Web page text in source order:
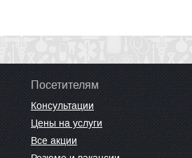
Посетителям
Консультации
Цены на услуги
Все акции